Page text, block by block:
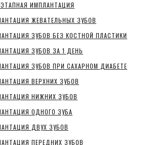
ИМПЛАНТАЦИЯ
ЖЕВАТЕЛЬНЫХ ЗУБОВ
ЗУБОВ БЕЗ КОСТНОЙ ПЛАСТИКИ
ЗУБОВ ЗА 1 ДЕНЬ
ЗУБОВ ПРИ САХАРНОМ ДИАБЕТЕ
ВЕРХНИХ ЗУБОВ
НИЖНИХ ЗУБОВ
ОДНОГО ЗУБА
ДВУХ ЗУБОВ
ПЕРЕДНИХ ЗУБОВ